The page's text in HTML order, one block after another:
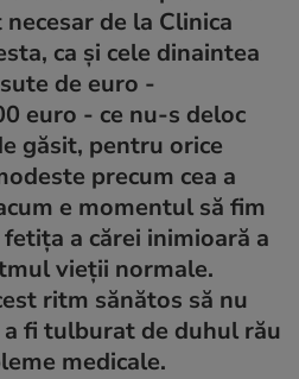
de la Clinica
ca şi cele dinaintea
de euro -
euro - ce nu-s deloc
găsit, pentru orice
precum cea a
e momentul să fim
a cărei inimioară a
vieţii normale.
ritm sănătos să nu
fi tulburat de duhul rău
medicale.